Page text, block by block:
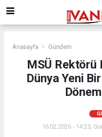
Anasayfa Gündem
MSÜ Rektörü
Dünya Yeni
16.02.2026 - 14:25,